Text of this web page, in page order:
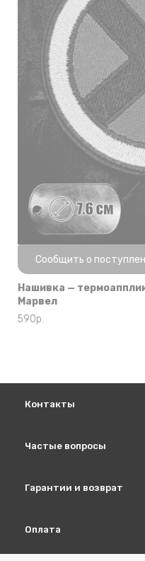
Нет в наличии
Сообщить о
Нашивка —
Марвел
590р.
Контакты
Частые вопросы
Гарантии и возврат
Оплата